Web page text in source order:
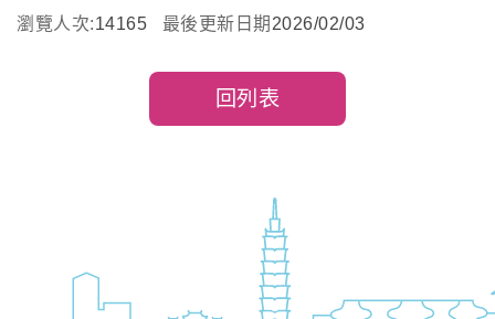
瀏覽人次:14165 最後更新日期 2026/02/03
回列表